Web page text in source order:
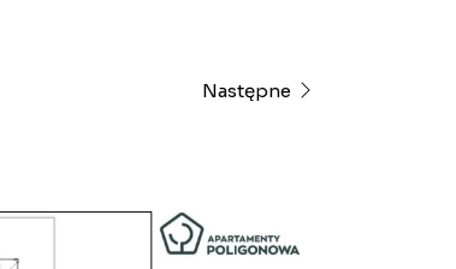
Następne